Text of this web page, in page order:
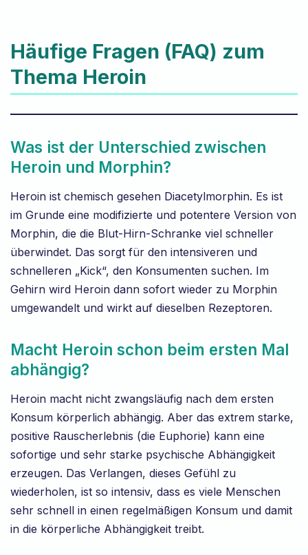
Häufige Fragen (FAQ) zum
Thema Heroin
Was ist der Unterschied zwischen
Heroin und Morphin?
Heroin ist chemisch gesehen Diacetylmorphin. Es ist
im Grunde eine modifizierte und potentere Version von
Morphin, die die Blut-Hirn-Schranke viel schneller
überwindet. Das sorgt für den intensiveren und
schnelleren „Kick“, den Konsumenten suchen. Im
Gehirn wird Heroin dann sofort wieder zu Morphin
umgewandelt und wirkt auf dieselben Rezeptoren.
Macht Heroin schon beim ersten Mal
abhängig?
Heroin macht nicht zwangsläufig nach dem ersten
Konsum körperlich abhängig. Aber das extrem starke,
positive Rauscherlebnis (die Euphorie) kann eine
sofortige und sehr starke psychische Abhängigkeit
erzeugen. Das Verlangen, dieses Gefühl zu
wiederholen, ist so intensiv, dass es viele Menschen
sehr schnell in einen regelmäßigen Konsum und damit
in die körperliche Abhängigkeit treibt.